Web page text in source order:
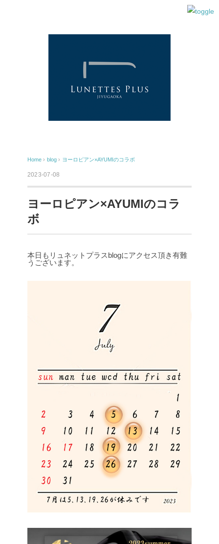
Home › blog › ヨーロピアン×AYUMIのコラボ
2023-07-08
ヨーロピアン×AYUMIのコラ
ボ
本日もリュネットプラスblogにアクセス頂き有難
うございます。